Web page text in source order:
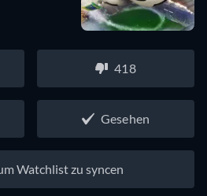
418
Gesehen
Watchlist zu syncen